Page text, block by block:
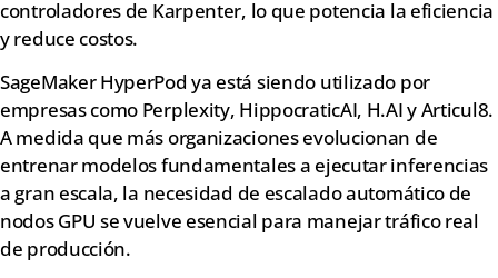
controladores de Karpenter, lo que potencia la eficiencia
y reduce costos.
SageMaker HyperPod ya está siendo utilizado por
empresas como Perplexity, HippocraticAI, H.AI y Articul8.
A medida que más organizaciones evolucionan de
entrenar modelos fundamentales a ejecutar inferencias
a gran escala, la necesidad de escalado automático de
nodos GPU se vuelve esencial para manejar tráfico real
de producción.